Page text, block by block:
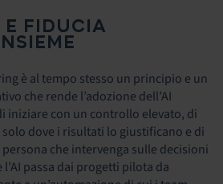
E FIDUCIA
è al tempo stesso un principio e un
che rende l’adozione dell’AI
iniziare con un controllo elevato, di
dove i risultati lo giustificano e di
che intervenga sulle decisioni
passa dai progetti pilota da